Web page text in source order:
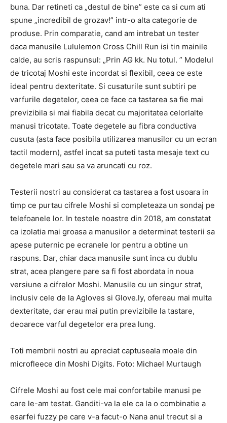
buna. Dar retineti ca „destul de bine” este ca si cum ati
spune „incredibil de grozav!” intr-o alta categorie de
produse. Prin comparatie, cand am intrebat un tester
daca manusile Lululemon Cross Chill Run isi tin mainile
calde, au scris raspunsul: „Prin AG kk. Nu totul. ” Modelul
de tricotaj Moshi este incordat si flexibil, ceea ce este
ideal pentru dexteritate. Si cusaturile sunt subtiri pe
varfurile degetelor, ceea ce face ca tastarea sa fie mai
previzibila si mai fiabila decat cu majoritatea celorlalte
manusi tricotate. Toate degetele au fibra conductiva
cusuta (asta face posibila utilizarea manusilor cu un ecran
tactil modern), astfel incat sa puteti tasta mesaje text cu
degetele mari sau sa va aruncati cu roz.
Testerii nostri au considerat ca tastarea a fost usoara in
timp ce purtau cifrele Moshi si completeaza un sondaj pe
telefoanele lor. In testele noastre din 2018, am constatat
ca izolatia mai groasa a manusilor a determinat testerii sa
apese puternic pe ecranele lor pentru a obtine un
raspuns. Dar, chiar daca manusile sunt inca cu dublu
strat, acea plangere pare sa fi fost abordata in noua
versiune a cifrelor Moshi. Manusile cu un singur strat,
inclusiv cele de la Agloves si Glove.ly, ofereau mai multa
dexteritate, dar erau mai putin previzibile la tastare,
deoarece varful degetelor era prea lung.
Toti membrii nostri au apreciat captuseala moale din
microfleece din Moshi Digits. Foto: Michael Murtaugh
Cifrele Moshi au fost cele mai confortabile manusi pe
care le-am testat. Ganditi-va la ele ca la o combinatie a
esarfei fuzzy pe care v-a facut-o Nana anul trecut si a